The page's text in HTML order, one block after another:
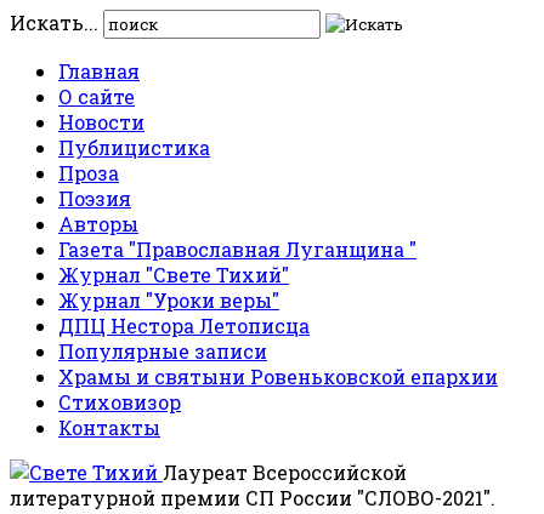
Искать...
Главная
О сайте
Новости
Публицистика
Проза
Поэзия
Авторы
Газета "Православная Луганщина "
Журнал "Свете Тихий"
Журнал "Уроки веры"
ДПЦ Нестора Летописца
Популярные записи
Храмы и святыни Ровеньковской епархии
Стиховизор
Контакты
Лауреат Всероссийской
литературной премии СП России "СЛОВО-2021".